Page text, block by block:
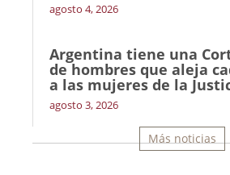
agosto 4, 2026
Argentina tiene una
de hombres que aleja
a las mujeres de la
agosto 3, 2026
Más noticias